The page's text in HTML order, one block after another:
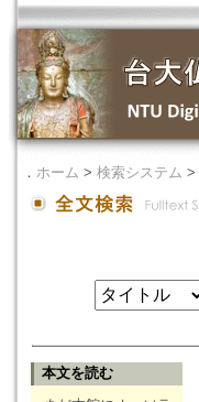
． ホーム > 検索システム >
本文を読む